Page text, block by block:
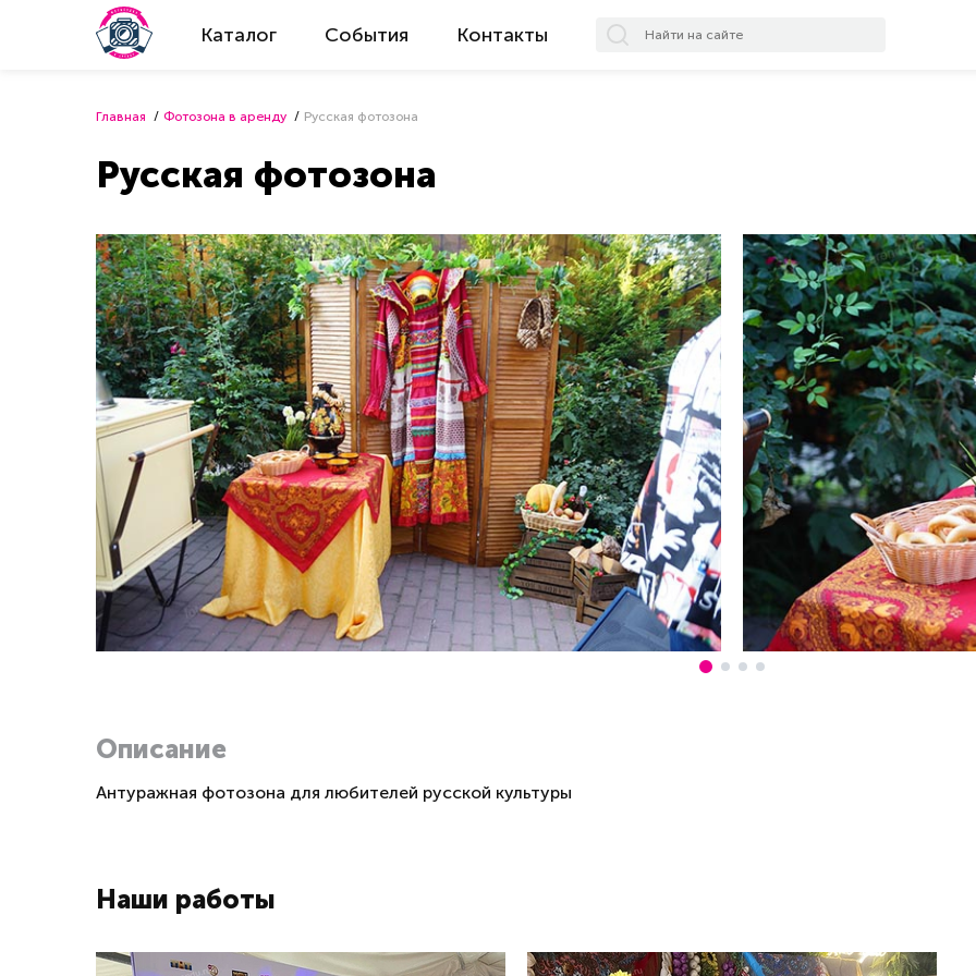
Каталог События Контакты
Главная Фотозона в аренду Русская фотозона
Русская фотозона
Описание
Антуражная фотозона для любителей русской культуры
Наши работы